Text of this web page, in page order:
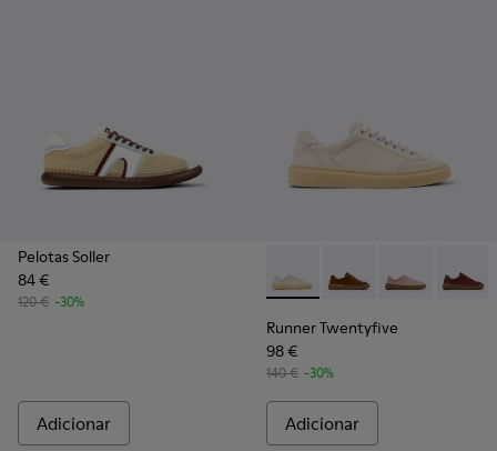
Pelotas Soller
84 €
120 € -30%
Adicionar
Runner Twentyfive -
Runner Twentyfive -
Runner
Runner Twentyfive
98 €
140 € -30%
Adicionar